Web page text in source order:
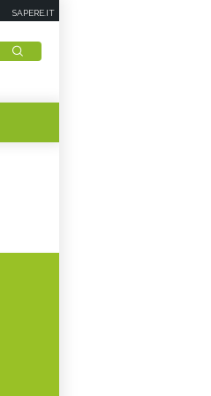
SAPERE.IT